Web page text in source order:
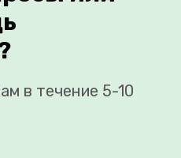
в течение 5-10